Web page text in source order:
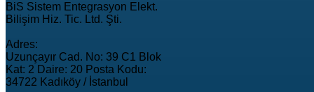
BiS Sistem Entegrasyon Elekt.
Bilişim Hiz. Tic. Ltd. Şti.
Adres:
Uzunçayır Cad. No: 39 C1 Blok
Kat: 2 Daire: 20 Posta Kodu:
34722 Kadıköy / İstanbul